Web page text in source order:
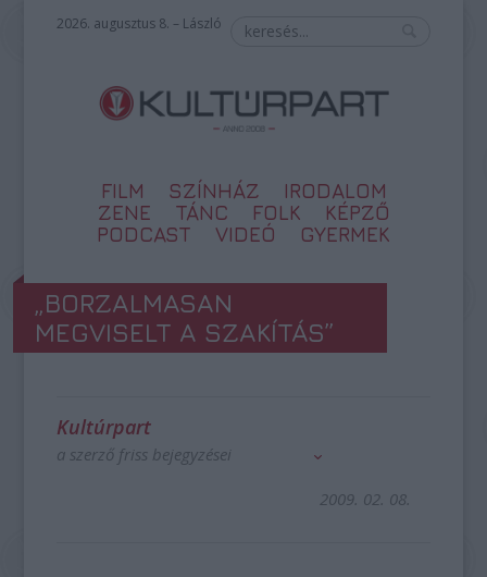
2026. augusztus 8. – László
FILM SZÍNHÁZ
IRODALOM
ZENE
TÁNC FOLK
KÉPZŐ
PODCAST
VIDEÓ GYERMEK
„BORZALMASAN
MEGVISELT A SZAKÍTÁS”
Kultúrpart
a szerző friss bejegyzései
2009. 02. 08.